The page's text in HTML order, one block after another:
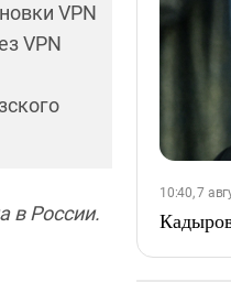
VPN
VPN
в России.
10:40, 7